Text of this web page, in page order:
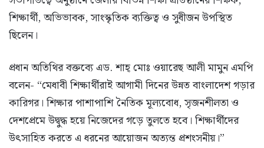
শিক্ষার্থী, অভিভাবক, সাংস্কৃতিক ব্যক্তিত্ব ও সুধীজন উপস্থিত
ছিলেন।
প্রধান অতিথির বক্তব্যে এড. শাহ্ মোঃ ওয়ারেছ আলী মামুন এমপি
বলেন- “মেধাবী শিক্ষার্থীরাই আগামী দিনের উন্নত বাংলাদেশ গড়ার
কারিগর। শিক্ষার পাশাপাশি নৈতিক মূল্যবোধ, সৃজনশীলতা ও
দেশপ্রেমে উদ্বুদ্ধ হয়ে নিজেদের গড়ে তুলতে হবে। শিক্ষার্থীদের
উৎসাহিত করতে এ ধরনের আয়োজন অত্যন্ত প্রশংসনীয়।”